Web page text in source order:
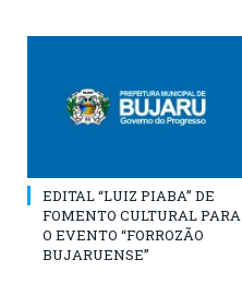
EDITAL “LUIZ PIABA” DE
FOMENTO CULTURAL PARA
O EVENTO “FORROZÃO
BUJARUENSE”